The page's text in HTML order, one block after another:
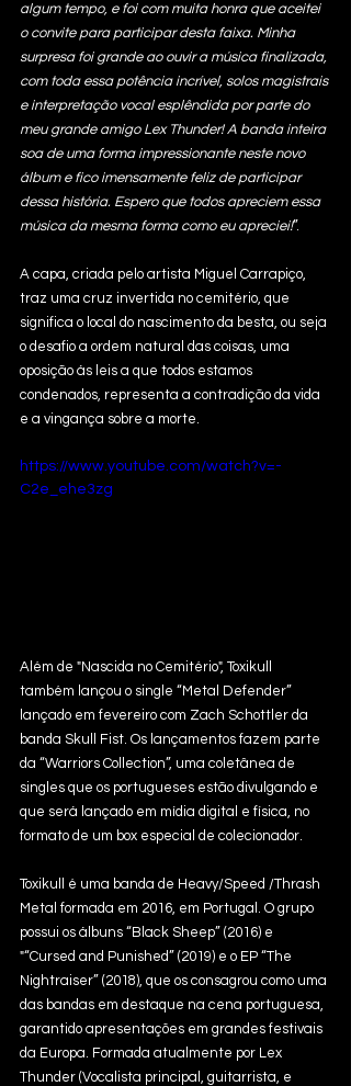
algum tempo, e foi com muita honra que aceitei
o convite para participar desta faixa. Minha
surpresa foi grande ao ouvir a música finalizada,
com toda essa potência incrível, solos magistrais
e interpretação vocal esplêndida por parte do
meu grande amigo Lex Thunder! A banda inteira
soa de uma forma impressionante neste novo
álbum e fico imensamente feliz de participar
dessa história. Espero que todos apreciem essa
música da mesma forma como eu apreciei!”.
A capa, criada pelo artista Miguel Carrapiço,
traz uma cruz invertida no cemitério, que
significa o local do nascimento da besta, ou seja
o desafio a ordem natural das coisas, uma
oposição ás leis a que todos estamos
condenados, representa a contradição da vida
e a vingança sobre a morte.
https://www.youtube.com/watch?v=-
C2e_ehe3zg
Além de "Nascida no Cemitério", Toxikull
também lançou o single “Metal Defender”
lançado em fevereiro com Zach Schottler da
banda Skull Fist. Os lançamentos fazem parte
da “Warriors Collection”, uma coletânea de
singles que os portugueses estão divulgando e
que será lançado em mídia digital e física, no
formato de um box especial de colecionador.
Toxikull é uma banda de Heavy/Speed /Thrash
Metal formada em 2016, em Portugal. O grupo
possui os álbuns “Black Sheep” (2016) e
"“Cursed and Punished” (2019) e o EP “The
Nightraiser” (2018), que os consagrou como uma
das bandas em destaque na cena portuguesa,
garantido apresentações em grandes festivais
da Europa. Formada atualmente por Lex
Thunder (Vocalista principal, guitarrista, e